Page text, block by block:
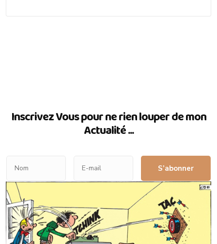
Inscrivez Vous pour ne rien louper de mon
Actualité ...
S’abonner